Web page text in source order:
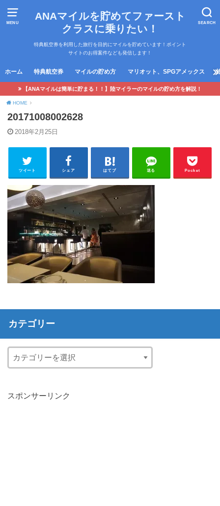
MENU SEARCH
ANAマイルを貯めてファースト
クラスに乗りたい！
特典航空券を利用した旅行を目的にマイルを貯めています！ポイント
サイトのお得案件なども発信します！
ホーム 特典航空券 マイルの貯め方 マリオット、SPGアメックス
【ANAマイルは簡単に貯まる！！】陸マイラーのマイルの貯め方を解説！
HOME
20171008002628
2018年2月25日
ツイート シェア はてブ 送る Pocket
カテゴリー
スポンサーリンク